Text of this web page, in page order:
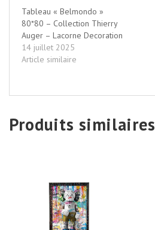
Tableau « Belmondo »
80*80 – Collection Thierry
Auger – Lacorne Decoration
14 juillet 2025
Article similaire
Produits similaires